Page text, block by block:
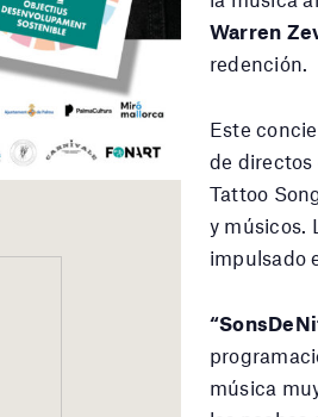
Warren
redención.
Este
de
Tattoo
y músicos.
impulsado
música